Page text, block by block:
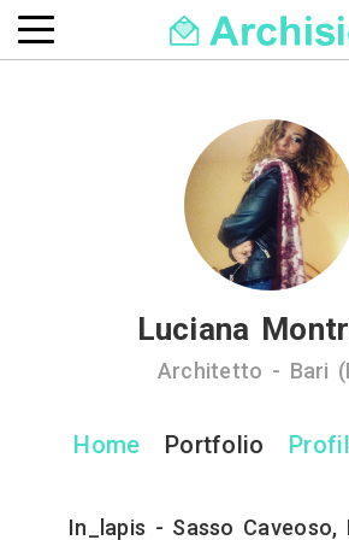
Luciana
Architetto - Bari
Home Portfolio
In_lapis - Sasso Caveoso,